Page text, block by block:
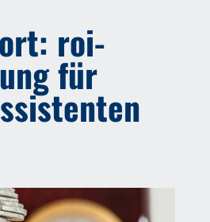
roi-
für